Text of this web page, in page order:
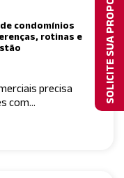
condomínios
rotinas e
precisa
com...
SOLICITE SUA PROPOSTA